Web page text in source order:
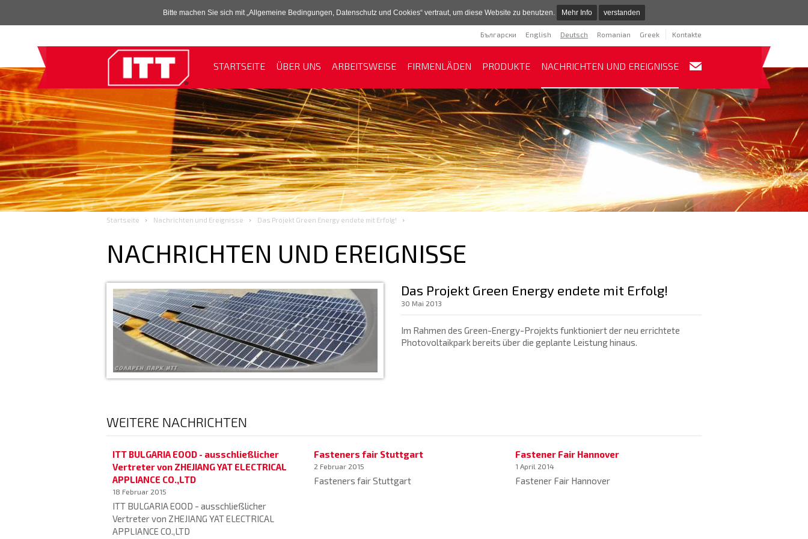
Bitte machen Sie sich mit „Allgemeine Bedingungen, Datenschutz und Cookies“ vertraut, um diese Website zu benutzen. Mehr Info verstanden
Kontakte
Български English Deutsch Romanian Greek
STARTSEITE ÜBER UNS ARBEITSWEISE FIRMENLÄDEN PRODUKTE NACHRICHTEN UND EREIGNISSE
Startseite Nachrichten und Ereignisse Das Projekt Green Energy endete mit Erfolg!
NACHRICHTEN UND EREIGNISSE
Das Projekt Green Energy endete mit Erfolg!
30 Mai 2013
Im Rahmen des Green-Energy-Projekts funktioniert der neu errichtete
Photovoltaikpark bereits über die geplante Leistung hinaus.
WEITERE NACHRICHTEN
ITT BULGARIA EOOD - ausschließlicher
Vertreter von ZHEJIANG YAT ELECTRICAL
APPLIANCE CO.,LTD
18 Februar 2015
ITT BULGARIA EOOD - ausschließlicher
Vertreter von ZHEJIANG YAT ELECTRICAL
APPLIANCE CO.,LTD
Fasteners fair Stuttgart
2 Februar 2015
Fasteners fair Stuttgart
Fastener Fair Hannover
1 April 2014
Fastener Fair Hannover